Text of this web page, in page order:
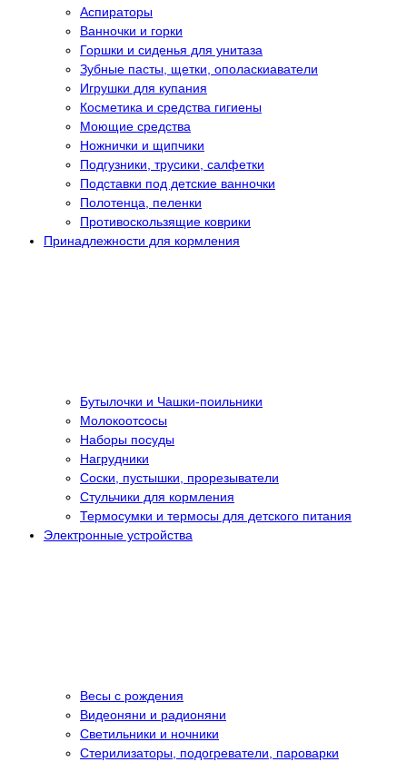
Аспираторы
Ванночки и горки
Горшки и сиденья для унитаза
Зубные пасты, щетки, ополаскиаватели
Игрушки для купания
Косметика и средства гигиены
Моющие средства
Ножнички и щипчики
Подгузники, трусики, салфетки
Подставки под детские ванночки
Полотенца, пеленки
Противоскользящие коврики
Принадлежности для кормления
Бутылочки и Чашки-поильники
Молокоотсосы
Наборы посуды
Нагрудники
Соски, пустышки, прорезыватели
Стульчики для кормления
Термосумки и термосы для детского питания
Электронные устройства
Весы с рождения
Видеоняни и радионяни
Светильники и ночники
Стерилизаторы, подогреватели, пароварки